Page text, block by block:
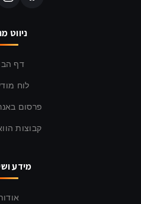
ניווט
דף
לוח
פרסום
קבוצות
מידע